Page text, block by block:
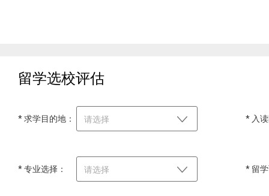
留学选校评估
* 求学目的地： 请选择 * 入
* 专业选择： 请选择 * 留